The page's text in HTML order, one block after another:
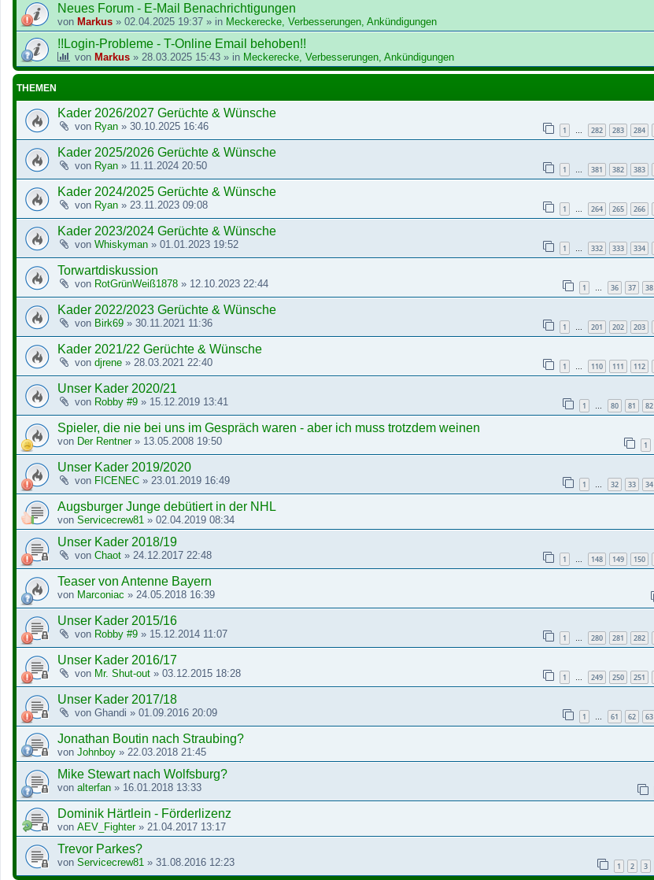
Neues Forum - E-Mail Benachrichtigungen
von Markus » 02.04.2025 19:37 » in Meckerecke, Verbesserungen, Ankündigungen
!!Login-Probleme - T-Online Email behoben!!
von Markus » 28.03.2025 15:43 » in Meckerecke, Verbesserungen, Ankündigungen
THEMEN
Kader 2026/2027 Gerüchte & Wünsche
von Ryan » 30.10.2025 16:46 1 282 283 284
Kader 2025/2026 Gerüchte & Wünsche
von Ryan » 11.11.2024 20:50 1 … 381 382 383
Kader 2024/2025 Gerüchte & Wünsche
von Ryan » 23.11.2023 09:08 1 … 264 265 266
Kader 2023/2024 Gerüchte & Wünsche
von Whiskyman » 01.01.2023 19:52 1 … 332 333 334
Torwartdiskussion
von RotGrünWeiß1878 » 12.10.2023 22:44 1 … 36 37 38
Kader 2022/2023 Gerüchte & Wünsche
von Birk69 » 30.11.2021 11:36 1 … 201 202 203
Kader 2021/22 Gerüchte & Wünsche
von djrene » 28.03.2021 22:40 1 … 110 111 112
Unser Kader 2020/21
von Robby #9 » 15.12.2019 13:41 1 … 80 81 82
Spieler, die nie bei uns im Gespräch waren - aber ich muss trotzdem weinen
von Der Rentner» 13.05.2008 19:50 1
Unser Kader 2019/2020
von FICENEC » 23.01.2019 16:49 1 … 32 33 34
Augsburger Junge debütiert in der NHL
von Servicecrew81 » 02.04.2019 08:34
Unser Kader 2018/19
von Chaot » 24.12.2017 22:48 1 … 148 149 150
Teaser von Antenne Bayern
von Marconiac » 24.05.2018 16:39
Unser Kader 2015/16
von Robby #9 » 15.12.2014 11:07 1 … 280 281 282
Unser Kader 2016/17
von Mr. Shut-out » 03.12.2015 18:28 1 … 249 250 251
Unser Kader 2017/18
von Ghandi » 01.09.2016 20:09 1 … 61 62 63
Jonathan Boutin nach Straubing?
von Johnboy » 22.03.2018 21:45
Mike Stewart nach Wolfsburg?
von alterfan » 16.01.2018 13:33
Dominik Härtlein - Förderlizenz
von AEV_Fighter» 21.04.2017 13:17
Trevor Parkes?
von Servicecrew81 » 31.08.2016 12:23 1 2 3